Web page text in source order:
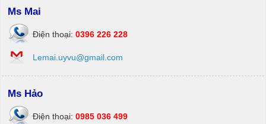
Ms Mai
Điện thoại: 0396 226 228
Lemai.uyvu@gmail.com
Ms Hảo
Điện thoại: 0985 036 499